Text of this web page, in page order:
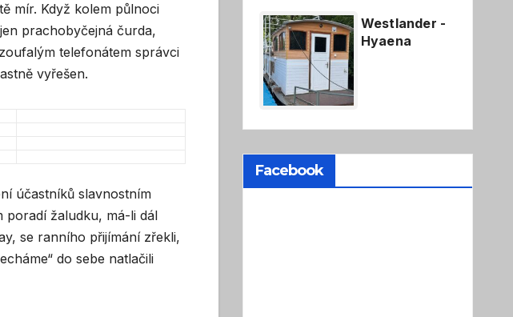
mír. Když kolem půlnoci
prachobyčejná čurda,
telefonátem správci
vyřešen.
účastníků slavnostním
poradí žaludku, má-li dál
se ranního přijímání zřekli,
do sebe natlačili
Westlander -
Hyaena
Facebook